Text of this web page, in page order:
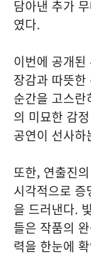
담아낸 추가
였다.
이번에 공개
장감과 따뜻
순간을 고스
의 미묘한 감
공연이 선사
또한, 연출진
시각적으로
을 드러낸다.
들은 작품의
력을 한눈에